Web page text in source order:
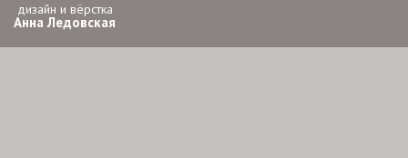
дизайн и вёрстка
Анна Ледовская